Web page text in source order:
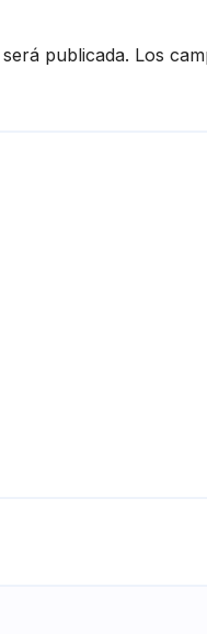
publicada. Los